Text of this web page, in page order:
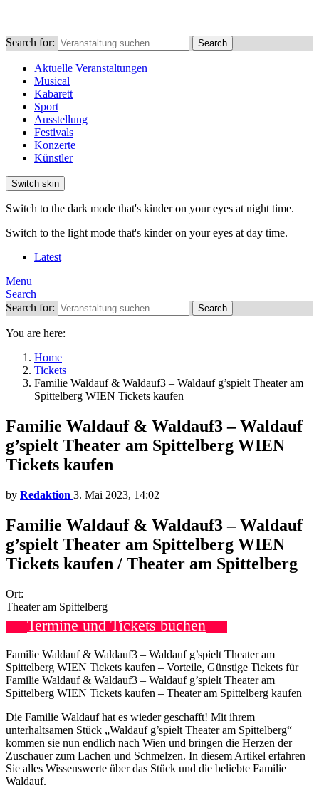
Search for: Search
Aktuelle Veranstaltungen
Musical
Kabarett
Sport
Ausstellung
Festivals
Konzerte
Künstler
Switch skin
Switch to the dark mode that's kinder on your eyes at night time.
Switch to the light mode that's kinder on your eyes at day time.
Latest
Menu
Search
Search for:
Search
You are here:
Home
Tickets
Familie Waldauf & Waldauf3 – Waldauf g’spielt Theater am
Spittelberg WIEN Tickets kaufen
Familie Waldauf & Waldauf3 – Waldauf
g’spielt Theater am Spittelberg WIEN
Tickets kaufen
by Redaktion 3. Mai 2023, 14:02
Familie Waldauf & Waldauf3 – Waldauf
g’spielt Theater am Spittelberg WIEN
Tickets kaufen / Theater am Spittelberg
Ort:
Theater am Spittelberg
Termine und Tickets buchen
Familie Waldauf & Waldauf3 – Waldauf g’spielt Theater am
Spittelberg WIEN Tickets kaufen – Vorteile, Günstige Tickets für
Familie Waldauf & Waldauf3 – Waldauf g’spielt Theater am
Spittelberg WIEN Tickets kaufen – Theater am Spittelberg kaufen
Die Familie Waldauf hat es wieder geschafft! Mit ihrem
unterhaltsamen Stück „Waldauf g’spielt Theater am Spittelberg“
kommen sie nun endlich nach Wien und bringen die Herzen der
Zuschauer zum Lachen und Schmelzen. In diesem Artikel erfahren
Sie alles Wissenswerte über das Stück und die beliebte Familie
Waldauf.